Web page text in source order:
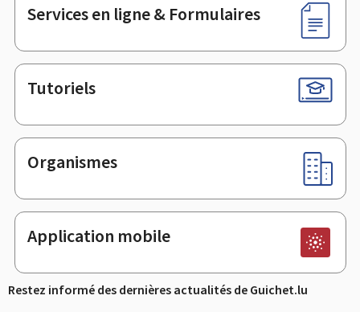
Services en ligne & Formulaires
Tutoriels
Organismes
Application mobile
Restez informé des dernières actualités de Guichet.lu